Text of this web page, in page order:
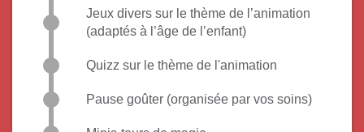
Jeux divers sur le thème de l’animation
(adaptés à l’âge de l’enfant)
Quizz sur le thème de l'animation
Pause goûter (organisée par vos soins)